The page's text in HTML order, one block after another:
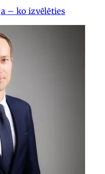
– ko izvēlēties